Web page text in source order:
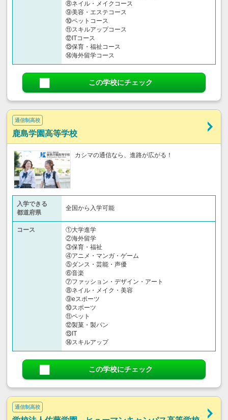
⑧ネイル・メイクコース
⑨美容・エステコース
⑩ペットコース
⑪スキルアップコース
⑫ITコース
⑬保育・福祉コース
⑭海外留学コース
この学校にチェック
通信制高校
鹿島学園高等学校
カシマの通信なら、進路が広がる！
入学できる
都道府県
全国から入学可能
コース
①大学進学
②海外留学
③保育・福祉
④アニメ・マンガ・ゲーム
⑤ダンス・芸能・声優
⑥音楽
⑦ファッション・デザイン・アート
⑧ネイル・メイク・美容
⑨eスポーツ
⑩スポーツ
⑪ペット
⑫製菓・製パン
⑬IT
⑭スキルアップ
この学校にチェック
通信制高校